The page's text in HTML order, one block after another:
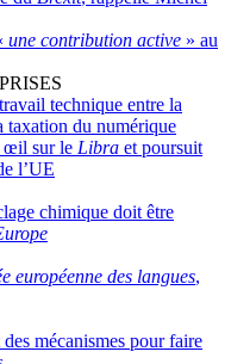
une contribution active » au
technique entre la
taxation du numérique
œil sur le Libra et poursuit
l’UE
chimique doit être
européenne des langues,
mécanismes pour faire